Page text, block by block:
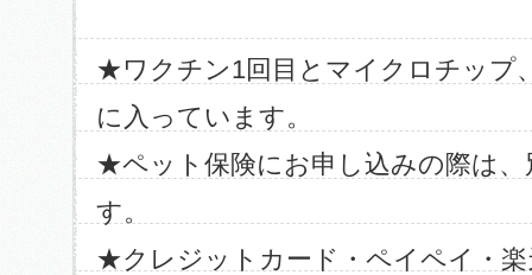
★ワクチン1回目とマイクロチップ
に入っています。
★ペット保険にお申し込みの際は、
す。
★クレジットカード・ペイペイ・